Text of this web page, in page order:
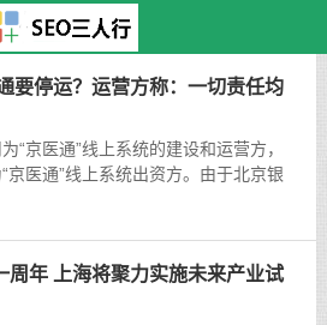
要停运？运营方称：一切责任均
“京医通”线上系统的建设和运营方，
京医通”线上系统出资方。由于北京银
司独自负担“京医通”项目数亿元成本
周年 上海将聚力实施未来产业试